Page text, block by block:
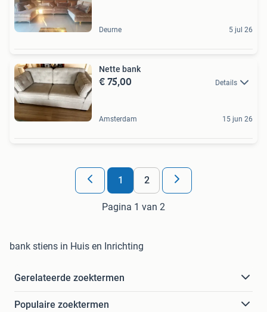
Deurne 5 jul 26
Nette bank
€ 75,00 Details
Amsterdam 15 jun 26
1 2
Pagina 1 van 2
bank stiens in Huis en Inrichting
Gerelateerde zoektermen
Populaire zoektermen